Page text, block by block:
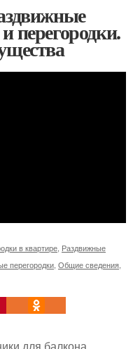
перегородки.
в квартире Раздвижные
перегородки Общие сведения